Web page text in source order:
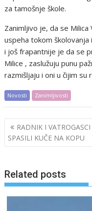
za tamošnje škole.
Zanimljivo je, da se
uspeha tokom
i još frapantnije je da se
Milice , zaslužuju punu
razmišljaju i oni u čijim su
Novosti Zanimljivosti
Post
navigation
RADNIK I VATROGASCI
SPASILI KUČE NA KOPU
Related posts